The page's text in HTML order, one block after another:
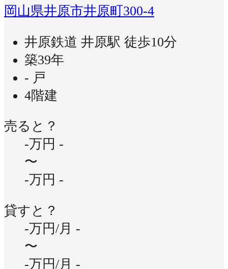
岡山県井原市井原町300-4
井原鉄道 井原駅 徒歩10分
築39年
- 戸
4階建
売ると？
-万円 -
〜
-万円 -
貸すと？
-万円/月 -
〜
-万円/月 -